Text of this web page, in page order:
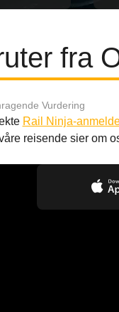
fra
Vurdering
Rail Ninja-
reisende sier om